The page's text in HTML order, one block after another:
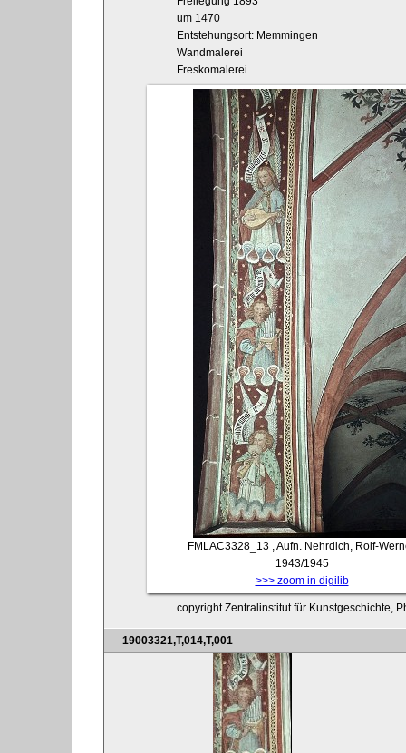
um 1470
Entstehungsort: Memmingen
Wandmalerei
Freskomalerei
FMLAC3328_13 , Aufn. Nehrdich, Rolf-
1943/1945
>>> zoom in digilib
copyright Zentralinstitut für Kunstgeschichte,
19003321,T,014,T,001